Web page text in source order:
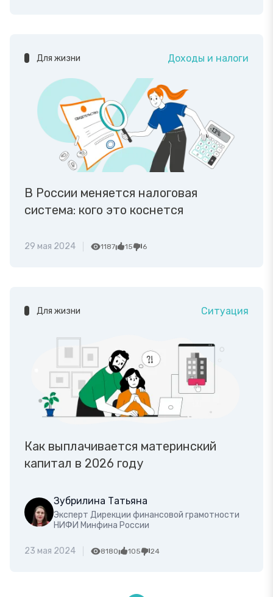
Для жизни Доходы и налоги
В России меняется налоговая
система: кого это коснется
29 мая 2024 1187 15 6
Для жизни Ситуация
Как выплачивается материнский
капитал в 2026 году
Зубрилина Татьяна
Эксперт Дирекции финансовой грамотности
НИФИ Минфина России
23 мая 2024 8180 105 24